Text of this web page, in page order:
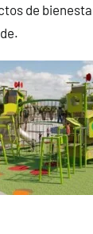
de